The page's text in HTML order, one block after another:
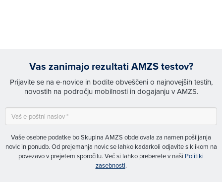
Vas zanimajo rezultati AMZS testov?
Prijavite se na e-novice in bodite obveščeni o najnovejših testih,
novostih na področju mobilnosti in dogajanju v AMZS.
Vaše osebne podatke bo Skupina AMZS obdelovala za namen pošiljanja
novic in ponudb. Od prejemanja novic se lahko kadarkoli odjavite s klikom na
povezavo v prejetem sporočilu. Več si lahko preberete v naši Politiki
zasebnosti.